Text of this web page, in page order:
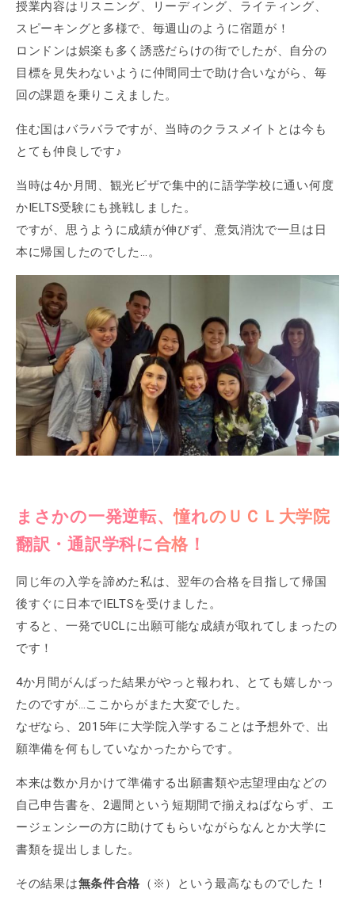
授業内容はリスニング、リーディング、ライティング、
スピーキングと多様で、毎週山のように宿題が！
ロンドンは娯楽も多く誘惑だらけの街でしたが、自分の
目標を見失わないように仲間同士で助け合いながら、毎
回の課題を乗りこえました。
住む国はバラバラですが、当時のクラスメイトとは今も
とても仲良しです♪
当時は4か月間、観光ビザで集中的に語学学校に通い何度
かIELTS受験にも挑戦しました。
ですが、思うように成績が伸びず、意気消沈で一旦は日
本に帰国したのでした…。
まさかの一発逆転、憧れのＵＣＬ大学院
翻訳・通訳学科に合格！
同じ年の入学を諦めた私は、翌年の合格を目指して帰国
後すぐに日本でIELTSを受けました。
すると、一発でUCLに出願可能な成績が取れてしまったの
です！
4か月間がんばった結果がやっと報われ、とても嬉しかっ
たのですが…ここからがまた大変でした。
なぜなら、2015年に大学院入学することは予想外で、出
願準備を何もしていなかったからです。
本来は数か月かけて準備する出願書類や志望理由などの
自己申告書を、2週間という短期間で揃えねばならず、エ
ージェンシーの方に助けてもらいながらなんとか大学に
書類を提出しました。
その結果は無条件合格 （※）という最高なものでした！